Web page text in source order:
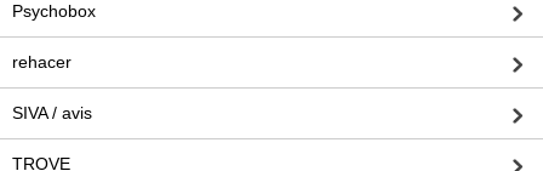
Psychobox
rehacer
SIVA / avis
TROVE